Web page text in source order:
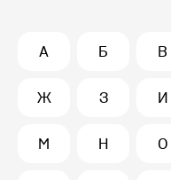
А Б В
Ж З И
М Н О